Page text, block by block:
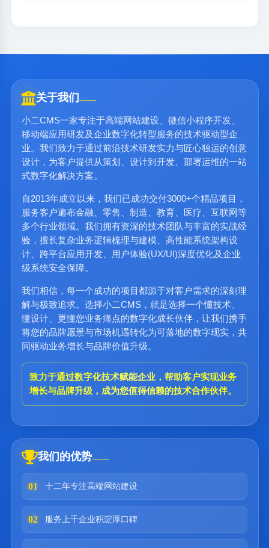
关于我们
小二CMS一家专注于高端网站建设、微信小程序开发、
移动端应用研发及企业数字化转型服务的技术驱动型企
业。我们致力于通过前沿技术研发实力与匠心独运的创意
设计，为客户提供从策划、设计到开发、部署运维的一站
式数字化解决方案。
自2013年成立以来，我们已成功交付3000+个精品项目，
服务客户遍布金融、零售、制造、教育、医疗、互联网等
多个行业领域。我们拥有资深的技术团队与丰富的实战经
验，擅长复杂业务逻辑梳理与建模、高性能系统架构设
计、跨平台应用开发、用户体验(UX/UI)深度优化及企业
级系统安全保障。
我们相信，每一个成功的项目都源于对客户需求的深刻理
解与极致追求。选择小二CMS，就是选择一个懂技术、
懂设计、更懂您业务痛点的数字化成长伙伴，让我们携手
将您的品牌愿景与市场机遇转化为可落地的数字现实，共
同驱动业务增长与品牌价值升级。
致力于通过数字化技术赋能企业，帮助客户实现业务
增长与品牌升级，成为您值得信赖的技术合作伙伴。
我们的优势
01 十二年专注高端网站建设
02 服务上千企业积淀厚口碑